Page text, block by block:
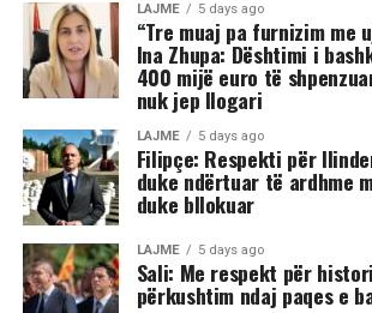
LAJME 5 days ago
“Tre muaj pa furnizim me
Ina Zhupa: Dështimi i
400 mijë euro të
nuk jep llogari
LAJME 5 days ago
Filipçe: Respekti për
duke ndërtuar të ardhme
duke bllokuar
LAJME 5 days ago
Sali: Me respekt për
përkushtim ndaj paqes e